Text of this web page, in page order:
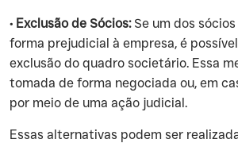
• Exclusão de Sócios:Se um dos
forma prejudicial à empresa, é
exclusão do quadro societário. Essa
tomada de forma negociada ou, em
por meio de uma ação judicial.
‍Essas alternativas podem ser